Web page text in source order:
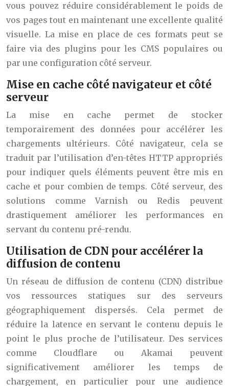
vous pouvez réduire considérablement le poids de
vos pages tout en maintenant une excellente qualité
visuelle. La mise en place de ces formats peut se
faire via des plugins pour les CMS populaires ou
par une configuration côté serveur.
Mise en cache côté navigateur et côté
serveur
La mise en cache permet de stocker
temporairement des données pour accélérer les
chargements ultérieurs. Côté navigateur, cela se
traduit par l’utilisation d’en-têtes HTTP appropriés
pour indiquer quels éléments peuvent être mis en
cache et pour combien de temps. Côté serveur, des
solutions comme Varnish ou Redis peuvent
drastiquement améliorer les performances en
servant du contenu pré-rendu.
Utilisation de CDN pour accélérer la
diffusion de contenu
Un réseau de diffusion de contenu (CDN) distribue
vos ressources statiques sur des serveurs
géographiquement dispersés. Cela permet de
réduire la latence en servant le contenu depuis le
point le plus proche de l’utilisateur. Des services
comme Cloudflare ou Akamai peuvent
significativement améliorer les temps de
chargement, en particulier pour une audience